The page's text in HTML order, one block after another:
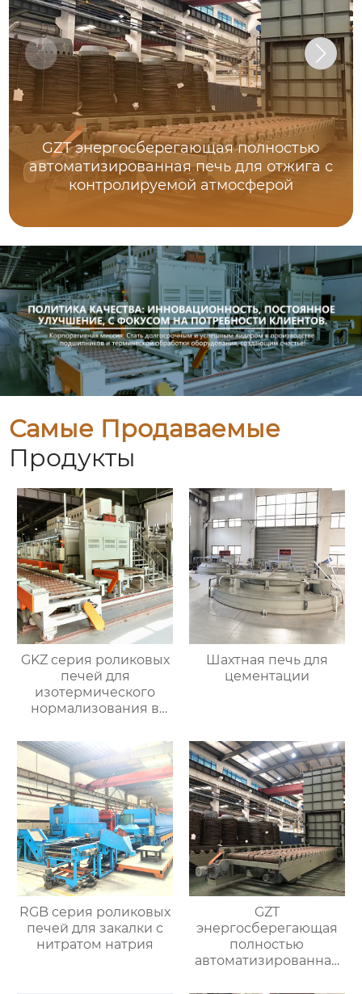
GZT энергосберегающая полностью
автоматизированная печь для отжига с
контролируемой атмосферой
Самые Продаваемые
Продукты
GKZ серия роликовых
печей для
изотермического
нормализования в
процессе
Шахтная печь для
цементации
RGB серия роликовых
печей для закалки с
нитратом натрия
GZT
энергосберегающая
полностью
автоматизированная